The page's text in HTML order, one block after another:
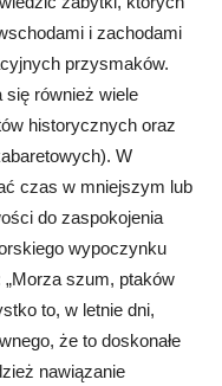
i zachodami
przysmaków.
się również wiele
historycznych oraz
W
czas w mniejszym lub
do zaspokojenia
wypoczynku
„Morza szum, ptaków
to, w letnie dni,
że to doskonałe
nawiązanie